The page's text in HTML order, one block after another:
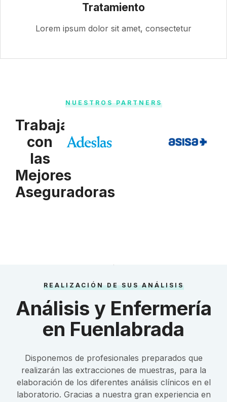
Tratamiento
Lorem ipsum dolor sit amet, consectetur
NUESTROS PARTNERS
Trabajamos
con
las
Mejores
Aseguradoras
REALIZACIÓN DE SUS ANÁLISIS
Análisis y Enfermería
en Fuenlabrada
Disponemos de profesionales preparados que
realizarán las extracciones de muestras, para la
elaboración de los diferentes análisis clínicos en el
laboratorio. Gracias a nuestra gran experiencia en